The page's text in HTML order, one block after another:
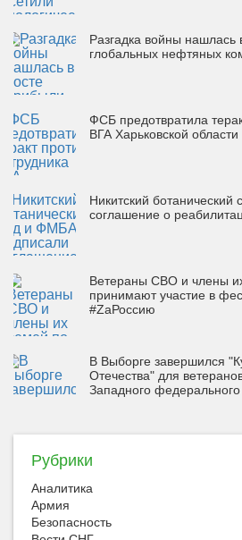
Разгадка войны нашлась
глобальных нефтяных
ФСБ предотвратила
ВГА Харьковской области
Никитский
соглашение о
Ветераны СВО и члены
принимают участие в
#ZaРоссию
В Выборге завершился
Отечества" для
Западного федерального
Рубрики
Аналитика
Армия
Безопасность